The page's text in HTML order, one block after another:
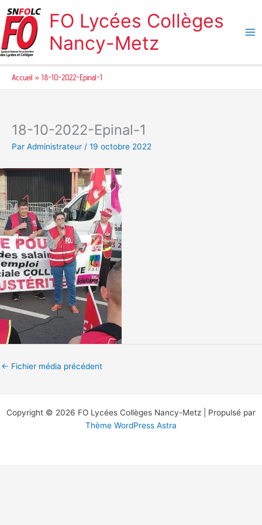
au
contenu
FO Lycées Collèges
Nancy-Metz
Accueil 18-10-2022-Epinal-1
18-10-2022-Epinal-1
Par Administrateur / 19 octobre 2022
← Fichier média précédent
Copyright © 2026 FO Lycées Collèges Nancy-Metz | Propulsé par
Thème WordPress Astra